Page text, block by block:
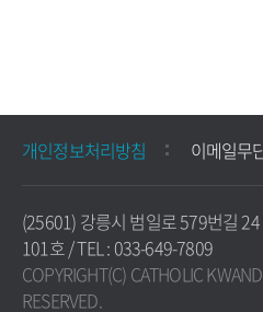
개인정보처리방침 이메일무
(25601) 강릉시 범일로 579번길
101호 / TEL : 033-649-7809
COPYRIGHT(C) CATHOLIC
RESERVED.